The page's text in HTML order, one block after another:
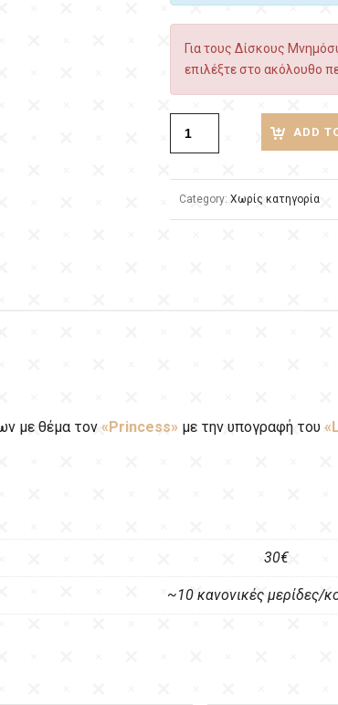
Για τους Δίσκους
επιλέξτε στο ακόλουθο
ADD
Category: Χωρίς κατηγορία
με θέμα τον «Princess» με την υπογραφή του
30€
~10 κανονικές μερίδες/